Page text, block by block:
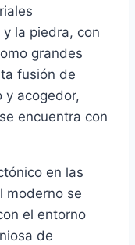
la piedra, con
grandes
fusión de
y acogedor,
encuentra con
en las
moderno se
el entorno
de